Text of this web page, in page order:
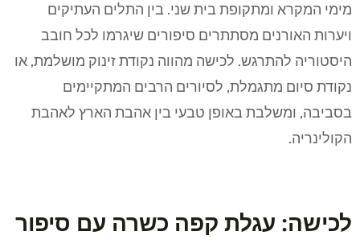
מימי המקרא ומתקופת בית שני. בין התלים העתיקים
ויערות האורנים מסתתרים סיפורים שיגרמו לכל חובב
היסטוריה להתרגש. לכישה מהווה נקודת זינוק מושלמת, או
נקודת סיום מתגמלת, לסיורים הרבים המתקיימים
בסביבה, ומשלבת באופן טבעי בין אהבת הארץ לאהבת
הקולינריה.
לכישה: עגלת קפה כשרה עם סיפור